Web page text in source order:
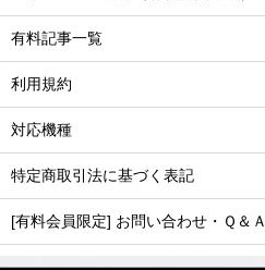
有料記事一覧
利用規約
対応機種
特定商取引法に基づく表記
[有料会員限定] お問い合わせ・Ｑ＆Ａ